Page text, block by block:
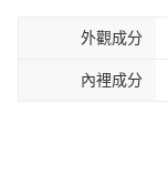
外觀成分
內裡成分